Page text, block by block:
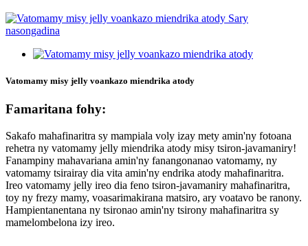
Vatomamy misy jelly voankazo miendrika atody
Famaritana fohy:
Sakafo mahafinaritra sy mampiala voly izay mety amin'ny fotoana
rehetra ny vatomamy jelly miendrika atody misy tsiron-javamaniry!
Fanampiny mahavariana amin'ny fanangonanao vatomamy, ny
vatomamy tsirairay dia vita amin'ny endrika atody mahafinaritra.
Ireo vatomamy jelly ireo dia feno tsiron-javamaniry mahafinaritra,
toy ny frezy mamy, voasarimakirana matsiro, ary voatavo be ranony.
Hampientanentana ny tsironao amin'ny tsirony mahafinaritra sy
mamelombelona izy ireo.